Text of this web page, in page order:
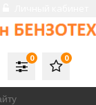
0
0